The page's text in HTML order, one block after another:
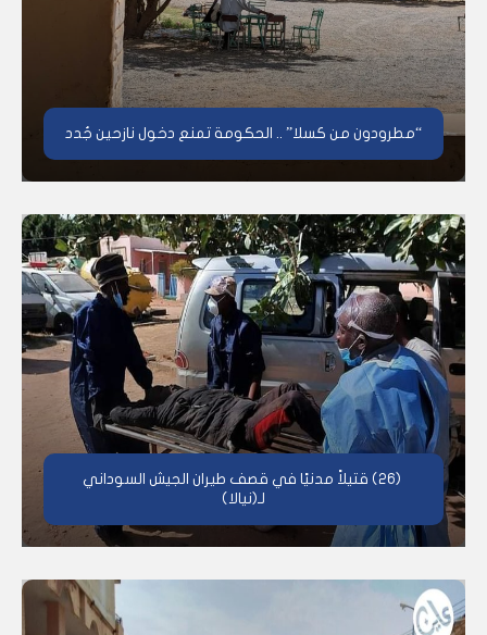
“مطرودون من كسلا” .. الحكومة تمنع دخول نازحين جُدد
(26) قتيلاً مدنيًا في قصف طيران الجيش السوداني
لـ(نيالا)